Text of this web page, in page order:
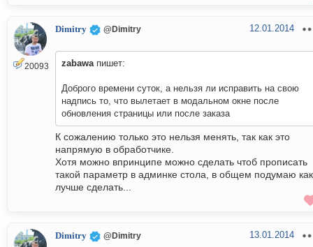
20093
Dimitry @Dimitry 12.01.2014
zabawaпишет:
Доброго времени суток, а нельзя ли исправить на свою
надпись то, что вылетает в модальном окне после
обновления страницы или после заказа
К сожалению только это нельзя менять, так как это
напрямую в обработчике.
Хотя можно впринципе можно сделать чтоб прописать
такой параметр в админке стола, в общем подумаю как
лучше сделать...
Dimitry @Dimitry 13.01.2014